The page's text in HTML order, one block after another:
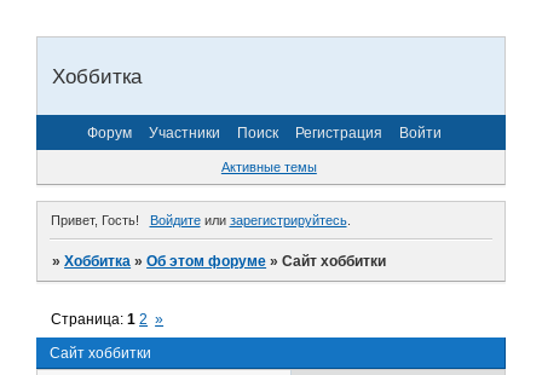
Хоббитка
Форум Участники Поиск Регистрация Войти
Активные темы
Привет, Гость! Войдитеили зарегистрируйтесь.
»Хоббитка »Об этом форуме »Сайт хоббитки
Сайт хоббитки
Страница:1 2 »